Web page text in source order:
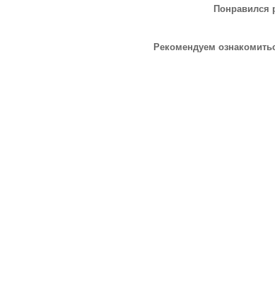
Понравился
Рекомендуем